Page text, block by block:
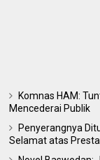
Komnas HAM:
Mencederai Publik
Penyerangnya
Selamat atas